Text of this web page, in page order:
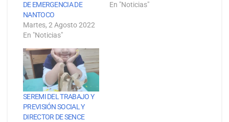
DE EMERGENCIA DE
NANTOCO
Martes, 2 Agosto 2022
En "Noticias"
En "Noticias"
SEREMI DEL TRABAJO Y
PREVISIÓN SOCIAL Y
DIRECTOR DE SENCE